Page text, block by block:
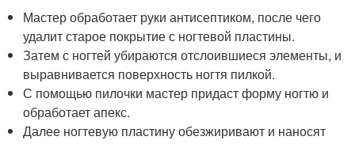
Мастер обработает руки антисептиком, после чего
удалит старое покрытие с ногтевой пластины.
Затем с ногтей убираются отслоившиеся элементы, и
выравнивается поверхность ногтя пилкой.
С помощью пилочки мастер придаст форму ногтю и
обработает апекс.
Далее ногтевую пластину обезжиривают и наносят